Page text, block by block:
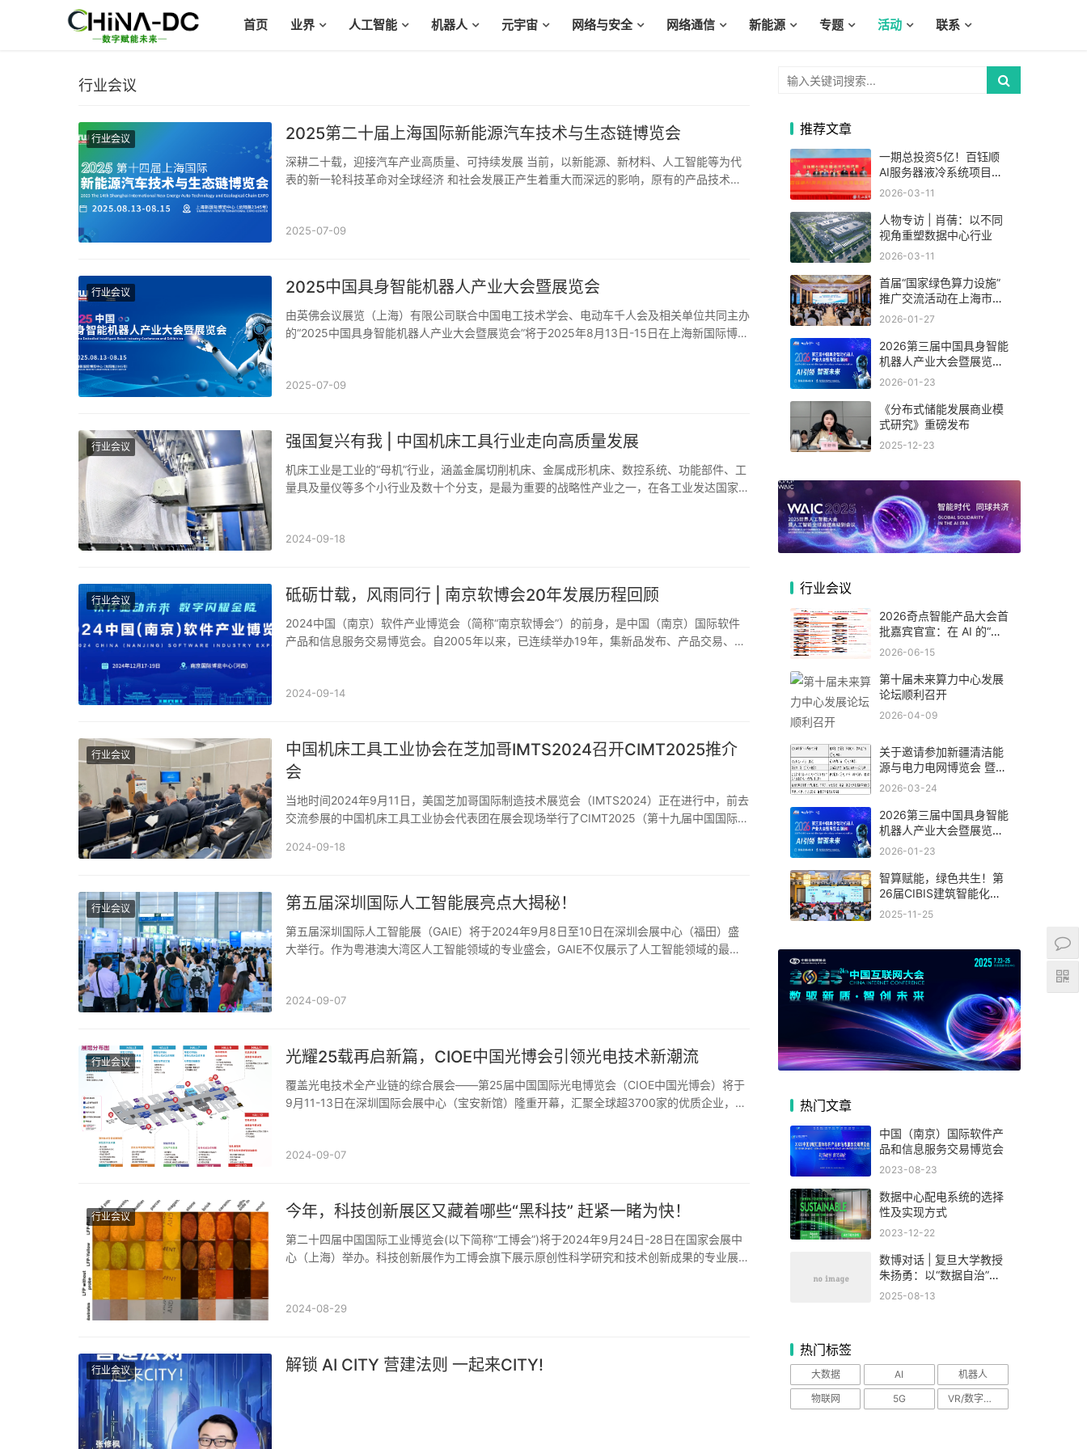
首页 业界 人工智能 机器人 元宇宙 网络与安全 网络通信 新能源 专题 活动 联系
行业会议
行业会议 2025第二十届上海国际新能源汽车技术与生态链博览会
深耕二十载，迎接汽车产业高质量、可持续发展 当前，以新能源、新材料、人工智能等为代
表的新一轮科技革命对全球经济 和社会发展正产生着重大而深远的影响，原有的产品技术、
2025-07-09
行业会议 2025中国具身智能机器人产业大会暨展览会
由英佛会议展览（上海）有限公司联合中国电工技术学会、电动车千人会及相关单位共同主办
的“2025中国具身智能机器人产业大会暨展览会”将于2025年8月13日-15日在上海新国际博览
2025-07-09
行业会议 强国复兴有我 | 中国机床工具行业走向高质量发展
机床工业是工业的“母机”行业，涵盖金属切削机床、金属成形机床、数控系统、功能部件、工
量具及量仪等多个小行业及数十个分支，是最为重要的战略性产业之一，在各工业发达国家受
2024-09-18
行业会议 砥砺廿载，风雨同行 | 南京软博会20年发展历程回顾
2024中国（南京）软件产业博览会（简称“南京软博会”）的前身，是中国（南京）国际软件
产品和信息服务交易博览会。自2005年以来，已连续举办19年，集新品发布、产品交易、人
2024-09-14
行业会议
中国机床工具工业协会在芝加哥IMTS2024召开CIMT2025推介
会
当地时间2024年9月11日，美国芝加哥国际制造技术展览会（IMTS2024）正在进行中，前去
交流参展的中国机床工具工业协会代表团在展会现场举行了CIMT2025（第十九届中国国际机
2024-09-18
行业会议 第五届深圳国际人工智能展亮点大揭秘！
第五届深圳国际人工智能展（GAIE）将于2024年9月8日至10日在深圳会展中心（福田）盛
大举行。作为粤港澳大湾区人工智能领域的专业盛会，GAIE不仅展示了人工智能领域的最新
2024-09-07
行业会议 光耀25载再启新篇，CIOE中国光博会引领光电技术新潮流
覆盖光电技术全产业链的综合展会——第25届中国国际光电博览会（CIOE中国光博会）将于
9月11-13日在深圳国际会展中心（宝安新馆）隆重开幕，汇聚全球超3700家的优质企业，展
2024-09-07
行业会议 今年，科技创新展区又藏着哪些“黑科技” 赶紧一睹为快！
第二十四届中国国际工业博览会(以下简称“工博会”)将于2024年9月24日-28日在国家会展中
心（上海）举办。科技创新展作为工博会旗下展示原创性科学研究和技术创新成果的专业展，
2024-08-29
行业会议 解锁 AI CITY 营建法则 一起来CITY!
推荐文章
一期总投资5亿！百钰顺
AI服务器液冷系统项目在
昆山巴城投产
2026-03-11
人物专访 | 肖蒨：以不同
视角重塑数据中心行业
2026-03-11
首届“国家绿色算力设施”
推广交流活动在上海市举
办
2026-01-27
2026第三届中国具身智能
机器人产业大会暨展览会
(杭州)
2026-01-23
《分布式储能发展商业模
式研究》重磅发布
2025-12-23
行业会议
2026奇点智能产品大会首
批嘉宾官宣：在 AI 的“可
交付的时代”，看一线专家
2026-06-15
第十届未来算力中心发展
论坛顺利召开
2026-04-09
关于邀请参加新疆清洁能
源与电力电网博览会 暨新
能源新材料博览会的函
2026-03-24
2026第三届中国具身智能
机器人产业大会暨展览会
(杭州)
2026-01-23
智算赋能，绿色共生！第
26届CIBIS建筑智能化峰
会上海站成功举办
2025-11-25
热门文章
中国（南京）国际软件产
品和信息服务交易博览会
2023-08-23
数据中心配电系统的选择
性及实现方式
2023-12-22
数博对话 | 复旦大学教授
朱扬勇：以“数据自治”破
题要素市场化，数博会为
2025-08-13
热门标签
大数据 AI
机器人
物联网
5G VR/数字设备